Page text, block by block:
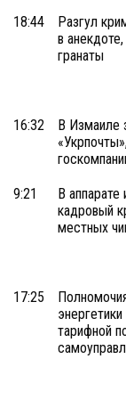
18:44
Разгул
в
гранаты
16:32
В Измаиле
9:21
В
кадровый
местных
17:25
тарифной